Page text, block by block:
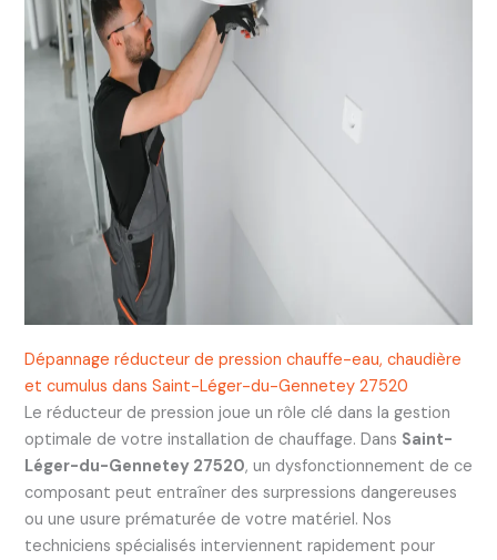
Dépannage réducteur de pression chauffe-eau, chaudière
et cumulus dans Saint-Léger-du-Gennetey 27520
Le réducteur de pression joue un rôle clé dans la gestion
optimale de votre installation de chauffage. Dans Saint-
Léger-du-Gennetey 27520, un dysfonctionnement de ce
composant peut entraîner des surpressions dangereuses
ou une usure prématurée de votre matériel. Nos
techniciens spécialisés interviennent rapidement pour